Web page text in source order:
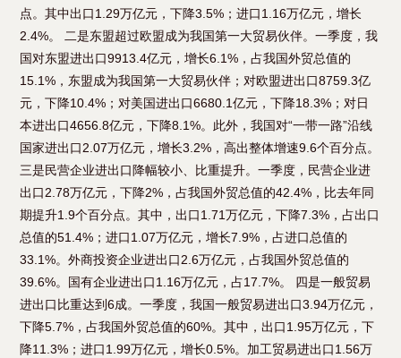
点。其中出口1.29万亿元，下降3.5%；进口1.16万亿元，增长
2.4%。 二是东盟超过欧盟成为我国第一大贸易伙伴。一季度，我
国对东盟进出口9913.4亿元，增长6.1%，占我国外贸总值的
15.1%，东盟成为我国第一大贸易伙伴；对欧盟进出口8759.3亿
元，下降10.4%；对美国进出口6680.1亿元，下降18.3%；对日
本进出口4656.8亿元，下降8.1%。此外，我国对“一带一路”沿线
国家进出口2.07万亿元，增长3.2%，高出整体增速9.6个百分点。
三是民营企业进出口降幅较小、比重提升。一季度，民营企业进
出口2.78万亿元，下降2%，占我国外贸总值的42.4%，比去年同
期提升1.9个百分点。其中，出口1.71万亿元，下降7.3%，占出口
总值的51.4%；进口1.07万亿元，增长7.9%，占进口总值的
33.1%。外商投资企业进出口2.6万亿元，占我国外贸总值的
39.6%。国有企业进出口1.16万亿元，占17.7%。 四是一般贸易
进出口比重达到6成。一季度，我国一般贸易进出口3.94万亿元，
下降5.7%，占我国外贸总值的60%。其中，出口1.95万亿元，下
降11.3%；进口1.99万亿元，增长0.5%。加工贸易进出口1.56万